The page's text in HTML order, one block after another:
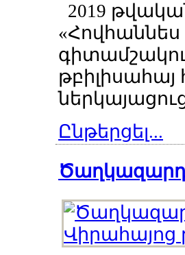
2019
Ընթերցել...